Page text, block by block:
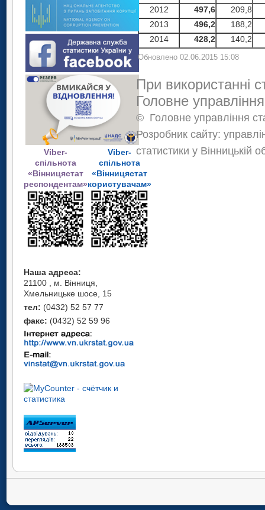
Viber-
спільнота
«Вінницястат
респондентам»
Viber-
спільнота
«Вінницястат
користувачам»
Наша адреса:
21100 , м. Вінниця,
Хмельницьке шосе, 15
тел: (0432) 52 57 77
факс: (0432) 52 59 96
2012
497,6
209,8
2013
496,2
188,2
2014
428,2 140,2
Обновлено 02.06.2015 15:08
При використанні
Головне
© Головне управління
Розробник сайту:
статистики у Вінницькій